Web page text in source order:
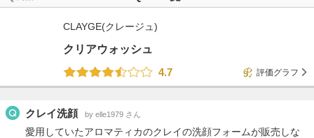
CLAYGE(クレージュ)
クリアウォッシュ
4.7
評価グラフ
クレイ洗顔 by elle1979 さん
愛用していたアロマティカのクレイの洗顔フォームが販売しな